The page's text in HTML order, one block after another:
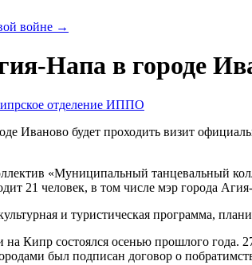
войне →
Напа в городе
отделение ИППО
Иваново будет проходить визит
«Муниципальный танцевальный
21 человек, в том числе мэр города
и туристическая программа,
Кипр состоялся осенью прошлого года.
был подписан договор о